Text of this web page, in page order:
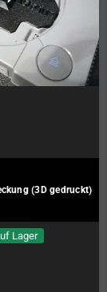
(3D gedruckt)
Lager